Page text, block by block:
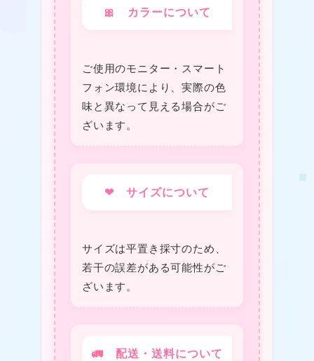
🎀 カラーについて
ご使用のモニター・スマート
フォン環境により、実際の色
味と異なって見える場合がご
ざいます。
❤ サイズについて
サイズは平置き採寸のため、
若干の誤差がある可能性がご
ざいます。
🚛 配送・送料について
❤